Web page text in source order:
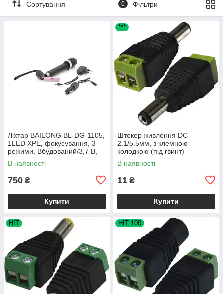
Сортування 0 Фільтри
Ліхтар BAILONG BL-DG-1105,
1LED ХPE, фокусування, 3
режими, Вбудований/3,7 В,
800 мА, 100 Вт, Black, IP44
В наявності
750 ₴
Купити
***
Штекер живлення DC
2.1/5.5мм, з клемною
колодкою (під гвинт)
В наявності
11 ₴
Купити
HIT HIT 100